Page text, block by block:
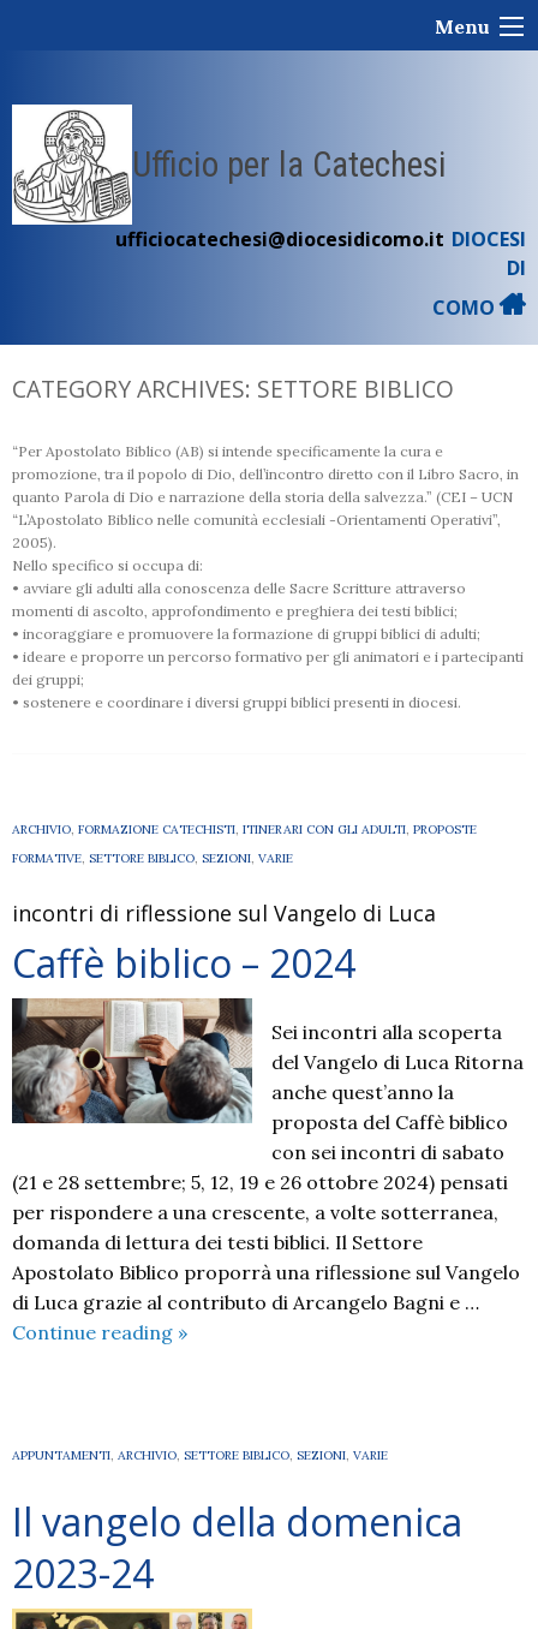
Menu
Ufficio per la Catechesi
ufficiocatechesi@diocesidicomo.it DIOCESI
DI
COMO
CATEGORY ARCHIVES: SETTORE BIBLICO
“Per Apostolato Biblico (AB) si intende specificamente la cura e
promozione, tra il popolo di Dio, dell’incontro diretto con il Libro Sacro, in
quanto Parola di Dio e narrazione della storia della salvezza.” (CEI – UCN
“L’Apostolato Biblico nelle comunità ecclesiali -Orientamenti Operativi”,
2005).
Nello specifico si occupa di:
• avviare gli adulti alla conoscenza delle Sacre Scritture attraverso
momenti di ascolto, approfondimento e preghiera dei testi biblici;
• incoraggiare e promuovere la formazione di gruppi biblici di adulti;
• ideare e proporre un percorso formativo per gli animatori e i partecipanti
dei gruppi;
• sostenere e coordinare i diversi gruppi biblici presenti in diocesi.
ARCHIVIO, FORMAZIONE CATECHISTI, ITINERARI CON GLI ADULTI, PROPOSTE
FORMATIVE, SETTORE BIBLICO, SEZIONI, VARIE
incontri di riflessione sul Vangelo di Luca
Caffè biblico – 2024
Sei incontri alla scoperta
del Vangelo di Luca Ritorna
anche quest’anno la
proposta del Caffè biblico
con sei incontri di sabato
(21 e 28 settembre; 5, 12, 19 e 26 ottobre 2024) pensati
per rispondere a una crescente, a volte sotterranea,
domanda di lettura dei testi biblici. Il Settore
Apostolato Biblico proporrà una riflessione sul Vangelo
di Luca grazie al contributo di Arcangelo Bagni e …
Continue reading Caffè
»
APPUNTAMENTI, ARCHIVIO, SETTORE BIBLICO, SEZIONI, VARIE
Il vangelo della domenica
2023-24